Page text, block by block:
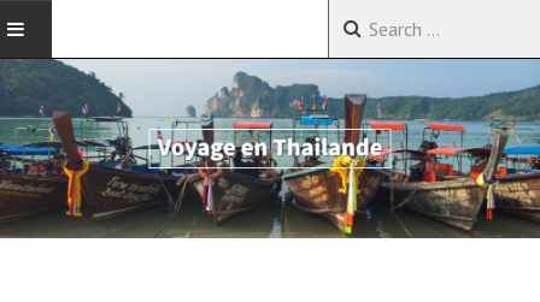
ACCUEIL
VOYAGES EN CHINE
VOYAGES EN ASIE